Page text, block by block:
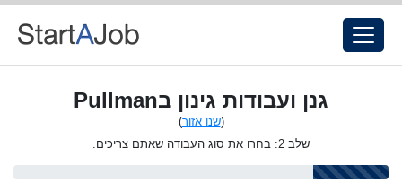
גנן ועבודות גינון בPullman
(שנו אזור)
שלב 2: בחרו את סוג העבודה שאתם צריכים.